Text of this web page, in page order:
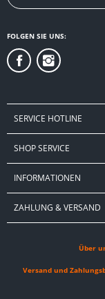
FOLGEN SIE UNS:
SERVICE HOTLINE
SHOP SERVICE
INFORMATIONEN
ZAHLUNG & VERSAND
Über
Versand und